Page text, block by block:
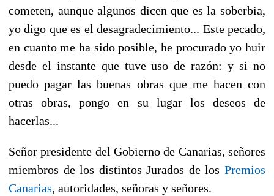
cometen, aunque algunos dicen que es la soberbia,
yo digo que es el desagradecimiento... Este pecado,
en cuanto me ha sido posible, he procurado yo huir
desde el instante que tuve uso de razón: y si no
puedo pagar las buenas obras que me hacen con
otras obras, pongo en su lugar los deseos de
hacerlas...
Señor presidente del Gobierno de Canarias, señores
miembros de los distintos Jurados de los Premios
Canarias, autoridades, señoras y señores.